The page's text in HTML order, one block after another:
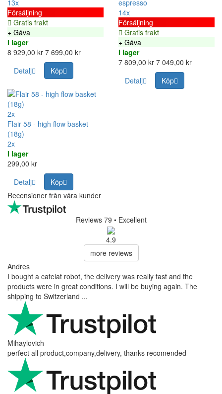
13x
Försäljning
Gratis frakt
+ Gåva
I lager
8 929,00 kr 7 699,00 kr
Detalj
Köp
espresso
14x
Försäljning
Gratis frakt
+ Gåva
I lager
7 809,00 kr 7 049,00 kr
Detalj
Köp
2x
Flair 58 - high flow basket
(18g)
2x
I lager
299,00 kr
Detalj
Köp
Recensioner från våra kunder
Reviews 79 • Excellent
4.9
more reviews
Andres
I bought a cafelat robot, the delivery was really fast and the
products were in great conditions. I will be buying again. The
shipping to Switzerland ...
Mihaylovich
perfect all product,company,delivery, thanks recomended